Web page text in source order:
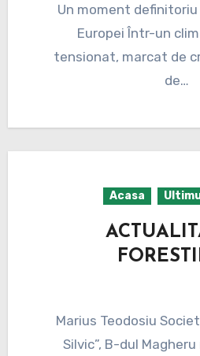
Un moment
Europei Într-un
tensionat, marcat de
de…
Acasa
Marius Teodosiu Societatea „Progresul
Silvic”, B-dul Magheru